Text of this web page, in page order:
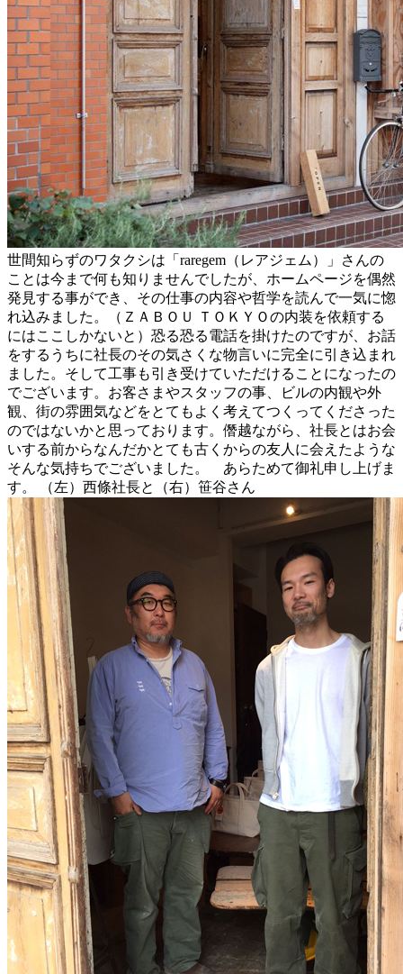
世間知らずのワタクシは「raregem（レアジェム）」さんの
ことは今まで何も知りませんでしたが、ホームページを偶然
発見する事ができ、その仕事の内容や哲学を読んで一気に惚
れ込みました。（ＺＡＢＯＵ ＴＯＫＹＯの内装を依頼する
にはここしかないと）恐る恐る電話を掛けたのですが、お話
をするうちに社長のその気さくな物言いに完全に引き込まれ
ました。そして工事も引き受けていただけることになったの
でございます。お客さまやスタッフの事、ビルの内観や外
観、街の雰囲気などをとてもよく考えてつくってくださった
のではないかと思っております。僭越ながら、社長とはお会
いする前からなんだかとても古くからの友人に会えたような
そんな気持ちでございました。 あらためて御礼申し上げま
す。 （左）西條社長と（右）笹谷さん